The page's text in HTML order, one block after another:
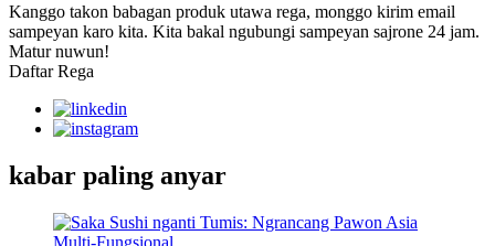
Kanggo takon babagan produk utawa rega, monggo kirim email
sampeyan karo kita. Kita bakal ngubungi sampeyan sajrone 24 jam.
Matur nuwun!
Daftar Rega
kabar paling anyar